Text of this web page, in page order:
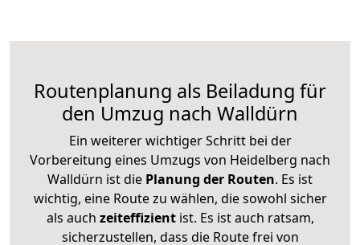
Routenplanung als Beiladung für
den Umzug nach Walldürn
Ein weiterer wichtiger Schritt bei der
Vorbereitung eines Umzugs von Heidelberg nach
Walldürn ist die Planung der Routen. Es ist
wichtig, eine Route zu wählen, die sowohl sicher
als auch zeiteffizientist. Es ist auch ratsam,
sicherzustellen, dass die Route frei von